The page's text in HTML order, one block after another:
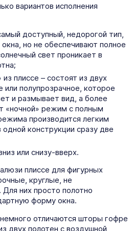
вариантов исполнения
доступный, недорогой тип,
но не обеспечивают полное
свет проникает в
плиссе – состоят из двух
или полупрозрачное, которое
и размывает вид, а более
«ночной» режим с полным
производится легким
конструкции сразу две
или снизу-вверх.
плиссе для фигурных
круглые, не
них просто полотно
форму окна.
отличаются шторы гофре
двух полотен с воздушной